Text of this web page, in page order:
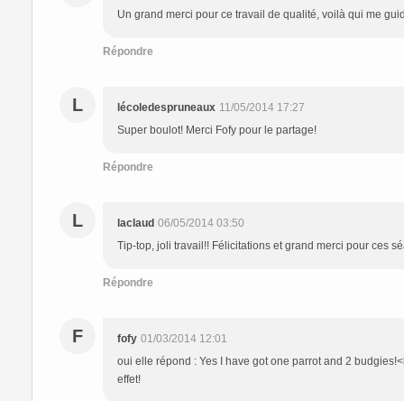
Un grand merci pour ce travail de qualité, voilà qui me
Répondre
L lécoledespruneaux 11/05/2014 17:27
Super boulot! Merci Fofy pour le partage!
Répondre
L laclaud 06/05/2014 03:50
Tip-top, joli travail!! Félicitations et grand merci pour ces
Répondre
F fofy 01/03/2014 12:01
oui elle répond : Yes I have got one parrot and 2
effet!